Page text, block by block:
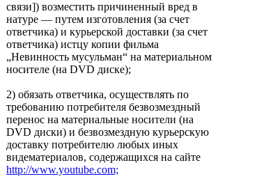
связи]) возместить причиненный вред в
натуре — путем изготовления (за счет
ответчика) и курьерской доставки (за счет
ответчика) истцу копии фильма
„Невинность мусульман“ на материальном
носителе (на DVD диске);
2) обязать ответчика, осуществлять по
требованию потребителя безвозмездный
перенос на материальные носители (на
DVD диски) и безвозмездную курьерскую
доставку потребителю любых иных
видематериалов, содержащихся на сайте
http://www.youtube.com;